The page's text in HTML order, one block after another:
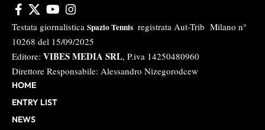
Testata giornalistica Spazio Tennis registrata Aut-Trib Milano n°
10268 del 15/09/2025
Editore: VIBES MEDIA SRL, P.iva 14250480960
Direttore Responsabile: Alessandro Nizegorodcew
HOME
ENTRY LIST
NEWS